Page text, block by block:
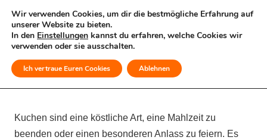
MENÜ
Kuchen sind eine köstliche Art, eine Mahlzeit zu
beenden oder einen besonderen Anlass zu feiern. Es
Wir verwenden Cookies, um dir die bestmögliche Erfahrung auf
unserer Website zu bieten.
In den Einstellungen kannst du erfahren, welche Cookies wir
verwenden oder sie ausschalten.
Ich vertraue Euren Cookies Ablehnen